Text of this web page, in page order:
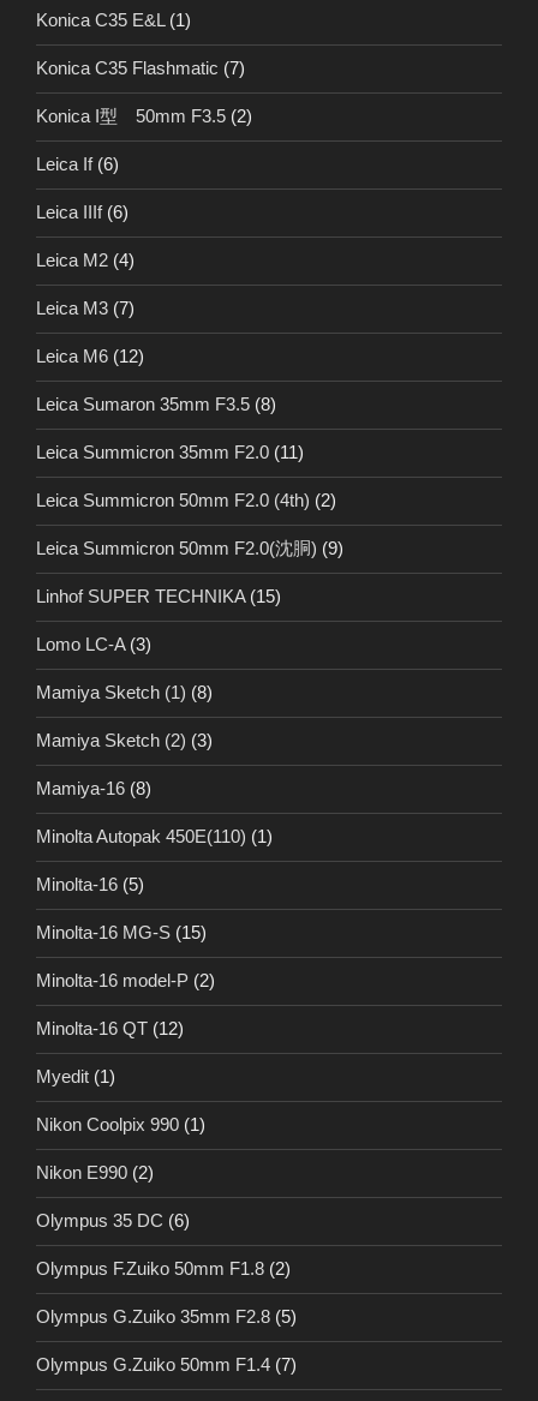
Konica C35 E&L(1)
Konica C35 Flashmatic (7)
Konica I型 50mm F3.5 (2)
Leica If(6)
Leica IIIf(6)
Leica M2 (4)
Leica M3 (7)
Leica M6 (12)
Leica Sumaron 35mm F3.5 (8)
Leica Summicron 35mm F2.0 (11)
Leica Summicron 50mm F2.0 (4th) (2)
Leica Summicron 50mm F2.0(沈胴) (9)
Linhof SUPER TECHNIKA(15)
Lomo LC-A(3)
Mamiya Sketch (1) (8)
Mamiya Sketch (2) (3)
Mamiya-16 (8)
Minolta Autopak 450E(110) (1)
Minolta-16 (5)
Minolta-16 MG-S (15)
Minolta-16 model-P (2)
Minolta-16 QT (12)
Myedit (1)
Nikon Coolpix 990 (1)
Nikon E990 (2)
Olympus 35 DC (6)
Olympus F.Zuiko 50mm F1.8 (2)
Olympus G.Zuiko 35mm F2.8 (5)
Olympus G.Zuiko 50mm F1.4 (7)